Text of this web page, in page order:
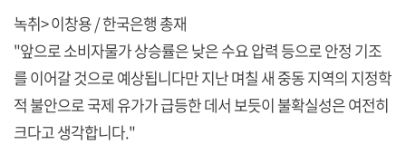
녹취> 이창용 / 한국은행 총재
"앞으로 소비자물가 상승률은 낮은 수요 압력 등으로 안정 기조
를 이어갈 것으로 예상됩니다만 지난 며칠 새 중동 지역의 지정학
적 불안으로 국제 유가가 급등한 데서 보듯이 불확실성은 여전히
크다고 생각합니다."